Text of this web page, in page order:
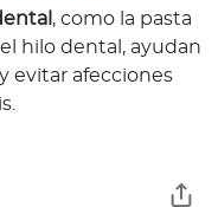
, como la pasta
hilo dental, ayudan
evitar afecciones